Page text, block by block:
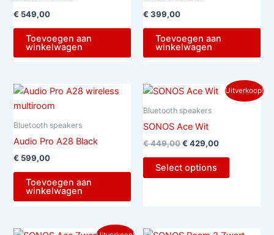
€ 549,00
Toevoegen aan
winkelwagen
€ 399,00
Toevoegen aan
winkelwagen
Bluetooth speakers
Audio Pro A28 Black
€ 599,00
Toevoegen aan
winkelwagen
Uitverkoop!
Bluetooth speakers
SONOS Ace Wit
€449,00
Oorspronkelijke
was:
€ 429,00
Huidige
prijs
Select options
Oorspronkelijke
Huidige